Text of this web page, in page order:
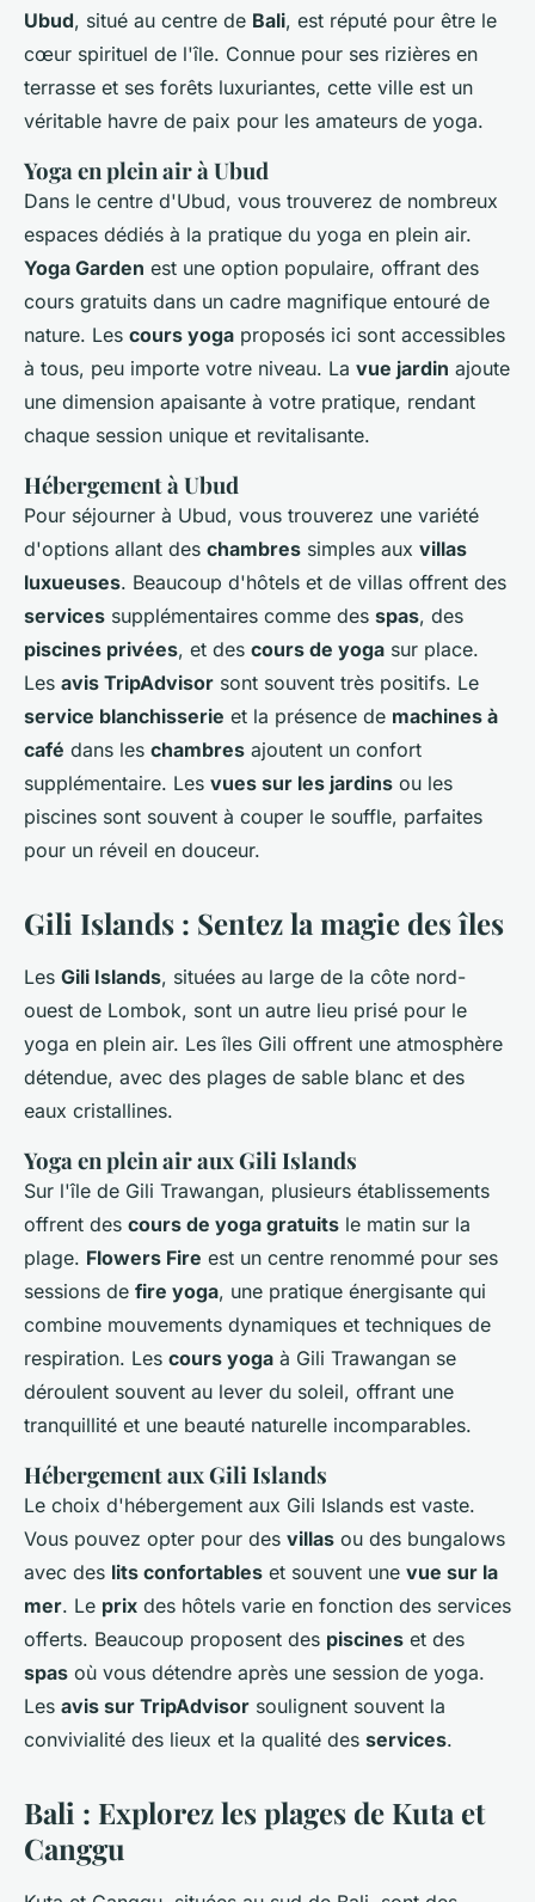
Ubud, situé au centre de Bali, est réputé pour être le
cœur spirituel de l'île. Connue pour ses rizières en
terrasse et ses forêts luxuriantes, cette ville est un
véritable havre de paix pour les amateurs de yoga.
Yoga en plein air à Ubud
Dans le centre d'Ubud, vous trouverez de nombreux
espaces dédiés à la pratique du yoga en plein air.
Yoga Garden est une option populaire, offrant des
cours gratuits dans un cadre magnifique entouré de
nature. Les cours yoga proposés ici sont accessibles
à tous, peu importe votre niveau. La vue jardin ajoute
une dimension apaisante à votre pratique, rendant
chaque session unique et revitalisante.
Hébergement à Ubud
Pour séjourner à Ubud, vous trouverez une variété
d'options allant des chambres simples aux villas
luxueuses. Beaucoup d'hôtels et de villas offrent des
services supplémentaires comme des spas, des
piscines privées, et des cours de yoga sur place.
Les avis TripAdvisor sont souvent très positifs. Le
service blanchisserie et la présence de machines à
café dans les chambres ajoutent un confort
supplémentaire. Les vues sur les jardins ou les
piscines sont souvent à couper le souffle, parfaites
pour un réveil en douceur.
Gili Islands : Sentez la magie des îles
Les Gili Islands, situées au large de la côte nord-
ouest de Lombok, sont un autre lieu prisé pour le
yoga en plein air. Les îles Gili offrent une atmosphère
détendue, avec des plages de sable blanc et des
eaux cristallines.
Yoga en plein air aux Gili Islands
Sur l'île de Gili Trawangan, plusieurs établissements
offrent des cours de yoga gratuits le matin sur la
plage. Flowers Fire est un centre renommé pour ses
sessions de fire yoga, une pratique énergisante qui
combine mouvements dynamiques et techniques de
respiration. Les cours yoga à Gili Trawangan se
déroulent souvent au lever du soleil, offrant une
tranquillité et une beauté naturelle incomparables.
Hébergement aux Gili Islands
Le choix d'hébergement aux Gili Islands est vaste.
Vous pouvez opter pour des villas ou des bungalows
avec des lits confortables et souvent une vue sur la
mer. Le prix des hôtels varie en fonction des services
offerts. Beaucoup proposent des piscines et des
spas où vous détendre après une session de yoga.
Les avis sur TripAdvisor soulignent souvent la
convivialité des lieux et la qualité des services.
Bali : Explorez les plages de Kuta et
Canggu